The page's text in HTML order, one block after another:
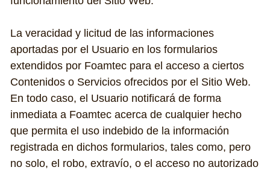
La veracidad y licitud de las informaciones
aportadas por el Usuario en los formularios
extendidos por Foamtec para el acceso a ciertos
Contenidos o Servicios ofrecidos por el Sitio Web.
En todo caso, el Usuario notificará de forma
inmediata a Foamtec acerca de cualquier hecho
que permita el uso indebido de la información
registrada en dichos formularios, tales como, pero
no solo, el robo, extravío, o el acceso no autorizado